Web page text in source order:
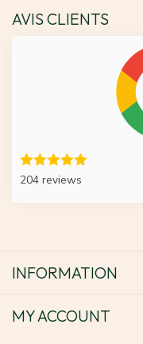
AVIS CLIENTS
204 reviews
INFORMATION
MY ACCOUNT